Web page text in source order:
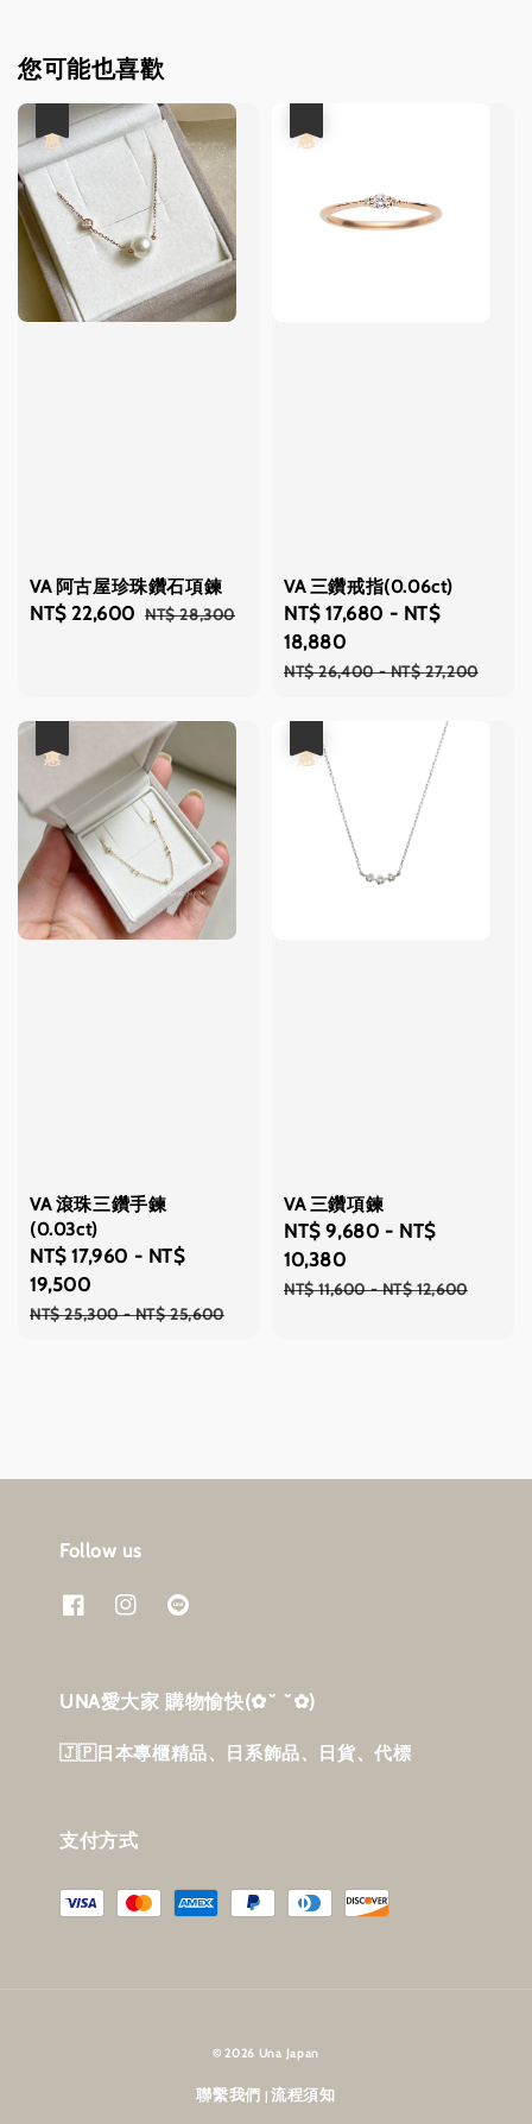
您可能也喜歡
VA 阿古屋珍珠鑽石項鍊
Sale
NT$ 22,600 Regular
NT$ 28,300
VA 三鑽戒指(0.06ct)
Sale
price
NT$ 17,680 - NT$
18,880
Regular
NT$ 26,400-NT$ 27,200
VA 滾珠三鑽手鍊
(0.03ct)
Sale
price
NT$ 17,960 - NT$
19,500
Regular
NT$ 25,300-NT$ 25,600
VA 三鑽項鍊
Sale
price
NT$ 9,680 - NT$
10,380
Regular
NT$ 11,600-NT$ 12,600
Follow us
UNA愛大家 購物愉快‎(✿˘ ˘✿)
🇯🇵日本專櫃精品、日系飾品、日貨、代標
支付方式
© 2026 Una Japan
聯繫我們 |流程須知